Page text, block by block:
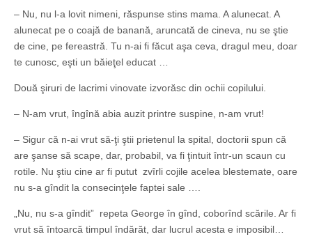
– Nu, nu l-a lovit nimeni, răspunse stins mama. A alunecat. A
alunecat pe o coajă de banană, aruncată de cineva, nu se ştie
de cine, pe fereastră. Tu n-ai fi făcut aşa ceva, dragul meu, doar
te cunosc, eşti un băieţel educat …
Două şiruri de lacrimi vinovate izvorăsc din ochii copilului.
– N-am vrut, îngînă abia auzit printre suspine, n-am vrut!
– Sigur că n-ai vrut să-ţi ştii prietenul la spital, doctorii spun că
are şanse să scape, dar, probabil, va fi ţintuit într-un scaun cu
rotile. Nu ştiu cine ar fi putut zvîrli cojile acelea blestemate, oare
nu s-a gîndit la consecinţele faptei sale ….
„Nu, nu s-a gîndit” repeta George în gînd, coborînd scările. Ar fi
vrut să întoarcă timpul îndărăt, dar lucrul acesta e imposibil…